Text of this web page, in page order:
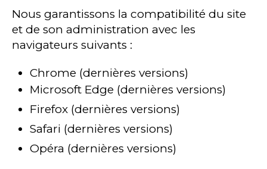
Nous garantissons la compatibilité du site
et de son administration avec les
navigateurs suivants :
Chrome (dernières versions)
Microsoft Edge (dernières versions)
Firefox (dernières versions)
Safari (dernières versions)
Opéra (dernières versions)